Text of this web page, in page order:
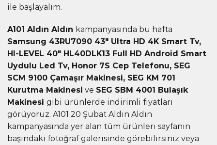
ile başlayalım.
A101 Aldın Aldın kampanyasında bu hafta
Samsung 43RU7090 43″ Ultra HD 4K Smart Tv,
HI-LEVEL 40″ HL40DLK13 Full HD Android Smart
Uydulu Led Tv, Honor 7S Cep Telefonu, SEG
SCM 9100 Çamaşır Makinesi, SEG KM 701
Kurutma Makinesi ve SEG SBM 4001 Bulaşık
Makinesi gibi ürünlerde indirimli fiyatları
görüyoruz. A101 20 Şubat Aldın Aldın
kampanyasında yer alan tüm ürünleri sayfanın
başındaki fotoğraf galerisinde görebilirsiniz veya